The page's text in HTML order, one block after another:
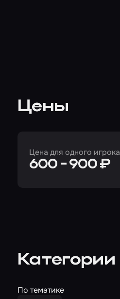
Цены
Цена для одного игрока
600 - 900 ₽
Категории
По тематике